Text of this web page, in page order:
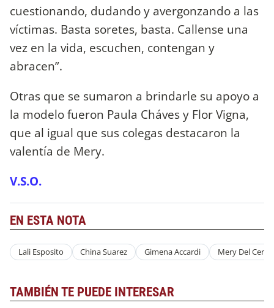
cuestionando, dudando y avergonzando a las
víctimas. Basta soretes, basta. Callense una
vez en la vida, escuchen, contengan y
abracen”.
Otras que se sumaron a brindarle su apoyo a
la modelo fueron Paula Cháves y Flor Vigna,
que al igual que sus colegas destacaron la
valentía de Mery.
V.S.O.
EN ESTA NOTA
Lali Esposito China Suarez Gimena Accardi Mery Del Cerro
TAMBIÉN TE PUEDE INTERESAR